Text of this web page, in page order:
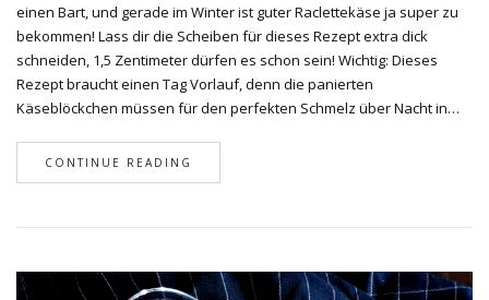
einen Bart, und gerade im Winter ist guter Raclettekäse ja super zu
bekommen! Lass dir die Scheiben für dieses Rezept extra dick
schneiden, 1,5 Zentimeter dürfen es schon sein! Wichtig: Dieses
Rezept braucht einen Tag Vorlauf, denn die panierten
Käseblöckchen müssen für den perfekten Schmelz über Nacht in…
CONTINUE READING